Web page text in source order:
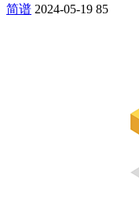
简谱 2024-05-19 85